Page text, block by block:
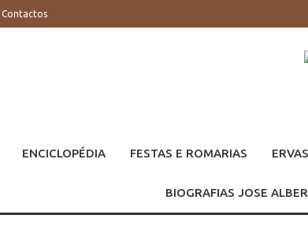
Contactos
ENCICLOPÉDIA FESTAS E ROMARIAS
BIOGRAFIAS JOSE